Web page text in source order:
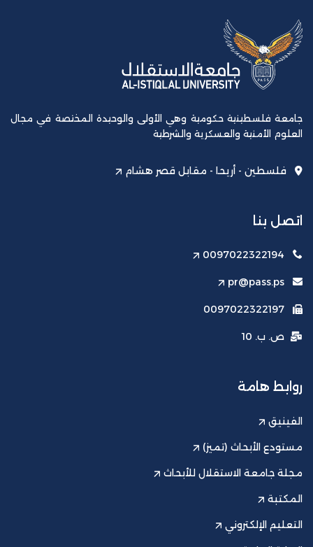
جامعة فلسطينية حكومية وهي الأولى والوحيدة المختصة في مجال
العلوم الأمنية والعسكرية والشرطية
فلسطين - أريحا - مقابل قصر هشام
اتصل بنا
0097022322194
pr@pass.ps
0097022322197
ص. ب. 10
روابط هامة
الفينيق
مستودع الأبحاث (تميز)
مجلة جامعة الاستقلال للأبحاث
المكتبة
التعليم الإلكتروني